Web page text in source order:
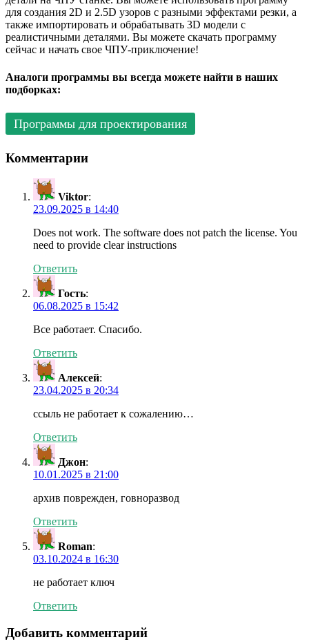
для создания 2D и 2.5D узоров с разными эффектами резки, а
также импортировать и обрабатывать 3D модели с
реалистичными деталями. Вы можете скачать программу
сейчас и начать свое ЧПУ-приключение!
Аналоги программы вы всегда можете найти в наших
подборках:
Программы для проектирования
Комментарии
Viktor:
23.09.2025 в 14:40
Does not work. The software does not patch the license. You
need to provide clear instructions
Ответить
Гость:
06.08.2025 в 15:42
Все работает. Спасибо.
Ответить
Алексей:
23.04.2025 в 20:34
ссыль не работает к сожалению…
Ответить
Джон:
10.01.2025 в 21:00
архив поврежден, говноразвод
Ответить
Roman:
03.10.2024 в 16:30
не работает ключ
Ответить
Добавить комментарий